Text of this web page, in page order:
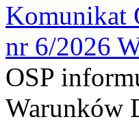
Komunikat
nr 6/2026
OSP
Warunków